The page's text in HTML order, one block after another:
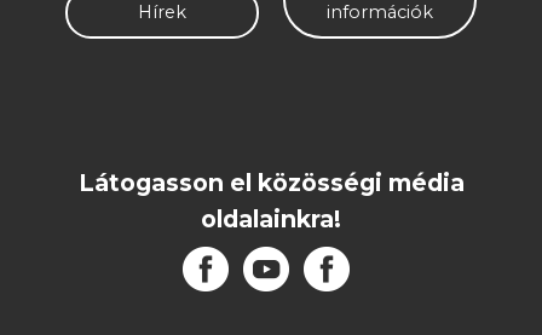
Hírek
információk
Látogasson el közösségi média
oldalainkra!